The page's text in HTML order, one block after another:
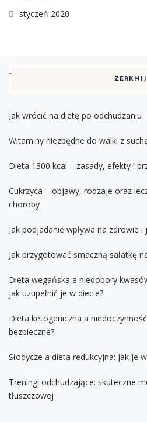
styczeń 2020
ZERKNIJ
Jak wrócić na dietę po odchudzaniu
Witaminy niezbędne do walki z
Dieta 1300 kcal – zasady, efekty i
Cukrzyca – objawy, rodzaje oraz
choroby
Jak podjadanie wpływa na zdrowie
Jak przygotować smaczną sałatkę
Dieta wegańska a niedobory
jak uzupełnić je w diecie?
Dieta ketogeniczna a
bezpieczne?
Słodycze a dieta redukcyjna: jak je
Treningi odchudzające: skuteczne
tłuszczowej